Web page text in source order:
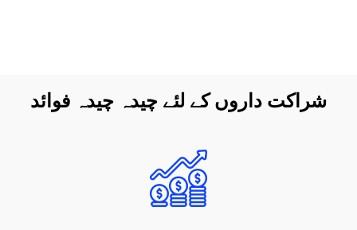
شراکت داروں کے لئے چیدہ چیدہ فوائد